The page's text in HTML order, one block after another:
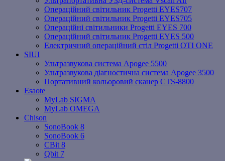
Операційний світильник Progetti EYES707
Операційний світильник Progetti EYES705
Операційні світильники Progetti EYES 700
Операційний світильник Progetti EYES 500
Електричний операційний стіл Progetti OTI ONE
SIUI
Ультразвукова система Apogee 5500
Ультразвукова діагностична система Apogee 3500
Портативний кольоровий сканер CTS-8800
Esaote
MyLab SIGMA
MyLab OMEGA
Chison
SonoBook 8
SonoBook 6
СBit 8
Qbit 7